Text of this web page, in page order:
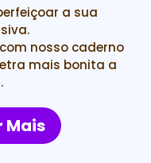
B de Bee.
em INGLÊS,
seu pequeno se
Aproveite!
Mais